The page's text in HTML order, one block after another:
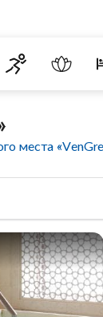
места